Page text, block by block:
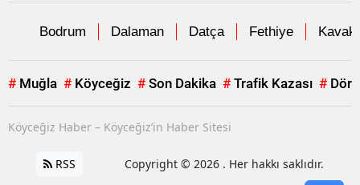
Bodrum Dalaman Datça Fethiye
# Muğla # Köyceğiz # Son Dakika # Trafik Kazası # Dört
Köyceğiz Haber – Köyceğiz’in Haber Sitesi
RSS Copyright © 2026 . Her hakkı saklıdır.